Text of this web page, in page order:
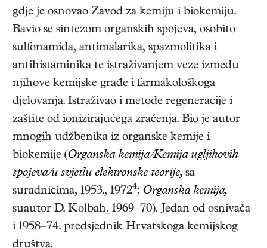
gdje je osnovao Zavod za kemiju i biokemiju.
Bavio se sintezom organskih spojeva, osobito
sulfonamida, antimalarika, spazmolitika i
antihistaminika te istraživanjem veze između
njihove kemijske građe i farmakološkoga
djelovanja. Istraživao i metode regeneracije i
zaštite od ionizirajućega zračenja. Bio je autor
mnogih udžbenika iz organske kemije i
biokemije (Organska kemija/Kemija ugljikovih
spojeva/u svjetlu elektronske teorije, sa
suradnicima, 1953., 19724; Organska kemija,
suautor D. Kolbah, 1969–70). Jedan od osnivača
i 1958–74. predsjednik Hrvatskoga kemijskog
društva.